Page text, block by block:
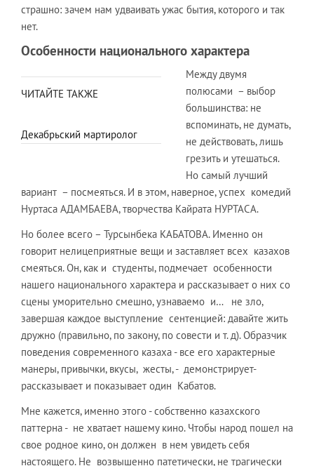
страшно: зачем нам удваивать ужас бытия, которого и так
нет.
Особенности национального характера
ЧИТАЙТЕ ТАКЖЕ
Декабрьский мартиролог
Между двумя
полюсами – выбор
большинства: не
вспоминать, не думать,
не действовать, лишь
грезить и утешаться.
Но самый лучший
вариант – посмеяться. И в этом, наверное, успех комедий
Нуртаса АДАМБАЕВА, творчества Кайрата НУРТАСА.
Но более всего – Турсынбека КАБАТОВА. Именно он
говорит нелицеприятные вещи и заставляет всех казахов
смеяться. Он, как и студенты, подмечает особенности
нашего национального характера и рассказывает о них со
сцены уморительно смешно, узнаваемо и… не зло,
завершая каждое выступление сентенцией: давайте жить
дружно (правильно, по закону, по совести и т. д). Образчик
поведения современного казаха - все его характерные
манеры, привычки, вкусы, жесты, - демонстрирует-
рассказывает и показывает один Кабатов.
Мне кажется, именно этого - собственно казахского
паттерна - не хватает нашему кино. Чтобы народ пошел на
свое родное кино, он должен в нем увидеть себя
настоящего. Не возвышенно патетически, не трагически